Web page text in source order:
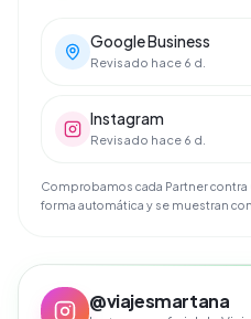
Google Business
Revisado hace 6 d.
Instagram
Revisado hace 6 d.
Comprobamos cada Partner
forma automática y se muestran
@viajesmartana